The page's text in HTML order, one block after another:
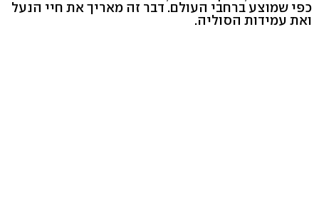
כפי שמוצע ברחבי העולם. דבר זה מאריך את חיי הנעל
ואת עמידות הסוליה.